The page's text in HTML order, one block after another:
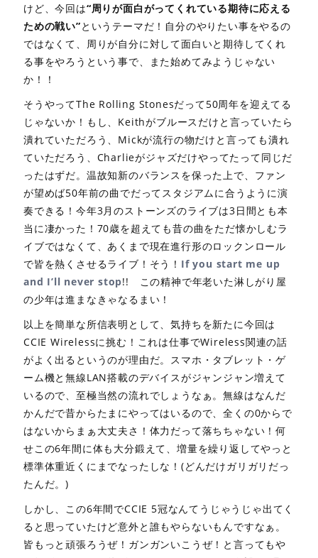
けど、今回は“周りが面白がってくれている期待に応える
ための戦い”というテーマだ！自分のやりたい事をやるの
ではなくて、周りが自分に対して面白いと期待してくれ
る事をやろうという事で、また始めてみようじゃない
か！！
そうやってThe Rolling Stonesだって50周年を迎えてる
じゃないか！もし、Keithがブルースだけと言っていたら
潰れていただろう、Mickが流行の物だけと言っても潰れ
ていただろう、Charlieがジャズだけやってたって同じだ
ったはずだ。温故知新のバランスを保った上で、ファン
が望めば50年前の曲でだってスタジアムに合うように演
奏できる！今年3月のストーンズのライブは3日間とも本
当に凄かった！70歳を超えても昔の曲をただ懐かしむラ
イブではなくて、あくまで現在進行形のロックンロール
で皆を熱くさせるライブ！そう！ If you start me up
and I’ll never stop!! この精神で年老いた淋しがり屋
の少年は進まなきゃなるまい！
以上を簡単な所信表明として、気持ちを新たに今回は
CCIE Wirelessに挑む！これは仕事でWireless関連の話
がよく出るというのが理由だ。スマホ・タブレット・ゲ
ーム機と無線LAN搭載のデバイスがジャンジャン増えて
いるので、至極当然の流れでしょうなぁ。無線はなんだ
かんだで昔からたまにやってはいるので、全くの0からで
はないからまぁ大丈夫さ！体力だって落ちちゃない！何
せこの6年間に体も大分鍛えて、増量を繰り返してやっと
標準体重近くにまでなったしな！(どんだけガリガリだっ
たんだ。)
しかし、この6年間でCCIE 5冠なんてうじゃうじゃ出てく
ると思っていたけど意外と誰もやらないもんですなぁ。
皆もっと頑張ろうぜ！ガンガンいこうぜ！と言ってもや